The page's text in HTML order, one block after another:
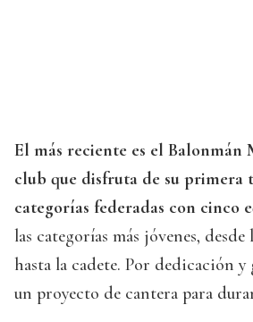
El más reciente es el Balonmán
club que disfruta de su primera
categorías federadas con cinco
las categorías más jóvenes,
hasta la cadete. Por dedicación y
un proyecto de cantera para